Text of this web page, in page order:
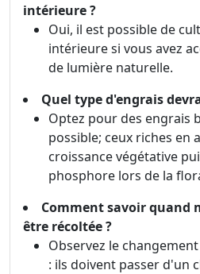
intérieure ?
Oui, il est possible de
intérieure si vous avez
de lumière naturelle.
Quel type d'engrais
Optez pour des engrais
possible; ceux riches en
croissance végétative
phosphore lors de la
Comment savoir quand
être récoltée ?
Observez le
: ils doivent passer d'un